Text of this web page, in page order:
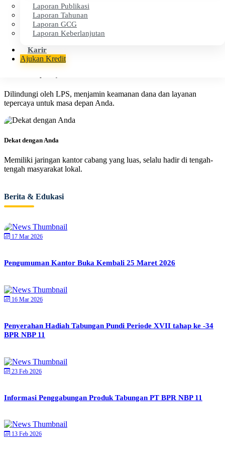
Laporan Publikasi
Laporan Tahunan
Laporan GCG
Laporan Keberlanjutan
Karir
Ajukan Kredit
Cepat & Efisien
Proses layanan cepat dan transparan untuk kenyamanan operasional
finansial Anda.
Dilindungi oleh LPS, menjamin keamanan dana dan layanan
tepercaya untuk masa depan Anda.
Dekat dengan Anda
Memiliki jaringan kantor cabang yang luas, selalu hadir di tengah-
tengah masyarakat lokal.
Berita & Edukasi
17 Mar 2026
Pengumuman Kantor Buka Kembali 25 Maret 2026
16 Mar 2026
Penyerahan Hadiah Tabungan Pundi Periode XVII tahap ke -34
BPR NBP 11
23 Feb 2026
Informasi Penggabungan Produk Tabungan PT BPR NBP 11
13 Feb 2026